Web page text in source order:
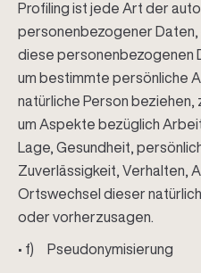
Profiling ist jede Art der
personenbezogener
diese personenbezogenen
um bestimmte persönliche
natürliche Person
um Aspekte bezüglich
Lage, Gesundheit,
Zuverlässigkeit, Verhalten,
Ortswechsel dieser
oder vorherzusagen.
• f) Pseudonymisierung